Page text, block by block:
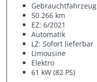
Gebrauchtfahrzeug
50.266 km
EZ: 6/2021
Automatik
LZ: Sofort lieferbar
Limousine
Elektro
61 kW (82 PS)